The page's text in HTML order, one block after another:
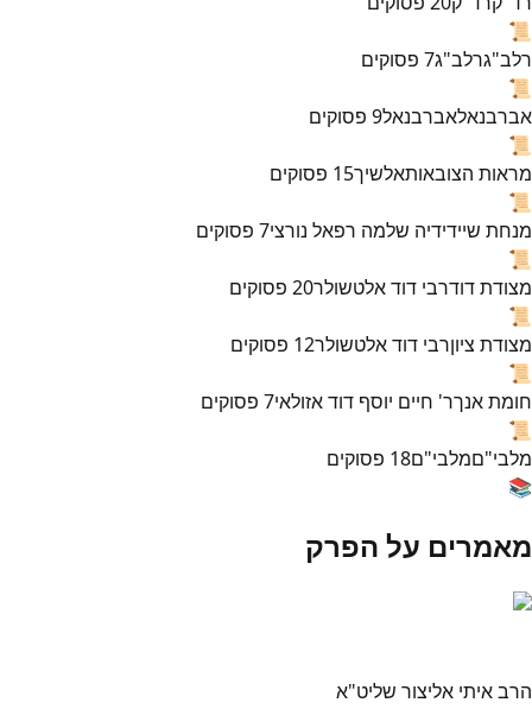
📜
רלב"גרלב"ג7 פסוקים
📜
אברבנאלאברבנאל9 פסוקים
📜
מראות הצובאותאלשיך15 פסוקים
📜
מנחת שיידידיה שלמה רפאל נורצי7 פסוקים
📜
מצודת דודרבי דוד אלטשולר20 פסוקים
📜
מצודת ציוןרבי דוד אלטשולר12 פסוקים
📜
חומת אנךר' חיים יוסף דוד אזולאי7 פסוקים
📜
מלבי"םמלבי"ם18 פסוקים
📚
מאמרים על הפרק
הרב איתי אליצור שליט"א